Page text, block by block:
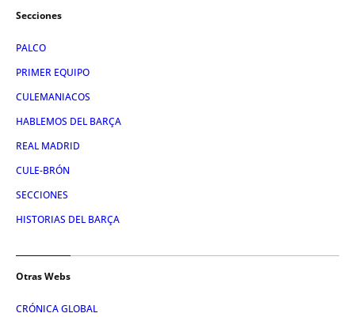
Secciones
PALCO
PRIMER EQUIPO
CULEMANIACOS
HABLEMOS DEL BARÇA
REAL MADRID
CULE-BRÓN
SECCIONES
HISTORIAS DEL BARÇA
Otras Webs
CRÓNICA GLOBAL